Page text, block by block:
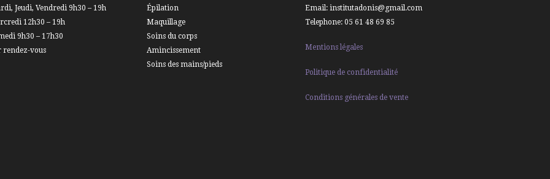
Jeudi, Vendredi 9h30 – 19h
12h30 – 19h
9h30 – 17h30
rendez-vous
Épilation
Maquillage
Soins du corps
Amincissement
Soins des mains/pieds
Email: institutadonis@gmail.com
Telephone: 05 61 48 69 85
Mentions légales
Politique de confidentialité
Conditions générales de vente